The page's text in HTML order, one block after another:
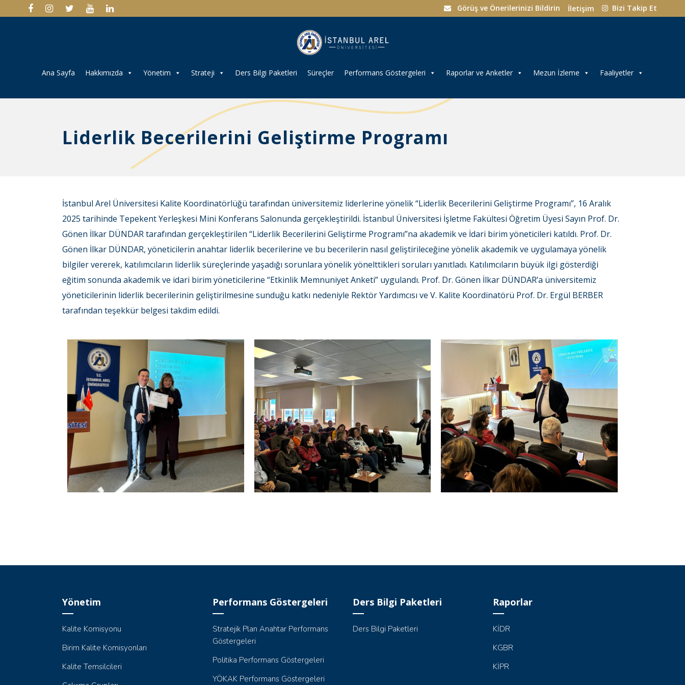
Görüş ve Önerilerinizi Bildirin İletişim Bizi Takip Et
Ana Sayfa Hakkımızda Yönetim Strateji Ders Bilgi Paketleri Süreçler Performans Göstergeleri Raporlar ve Anketler Mezun İzleme Faaliyetler
Liderlik Becerilerini Geliştirme Programı
İstanbul Arel Üniversitesi Kalite Koordinatörlüğü tarafından üniversitemiz liderlerine yönelik “Liderlik Becerilerini Geliştirme Programı”, 16 Aralık
2025 tarihinde Tepekent Yerleşkesi Mini Konferans Salonunda gerçekleştirildi. İstanbul Üniversitesi İşletme Fakültesi Öğretim Üyesi Sayın Prof. Dr.
Gönen İlkar DÜNDAR tarafından gerçekleştirilen “Liderlik Becerilerini Geliştirme Programı”na akademik ve İdari birim yöneticileri katıldı. Prof. Dr.
Gönen İlkar DÜNDAR, yöneticilerin anahtar liderlik becerilerine ve bu becerilerin nasıl geliştirileceğine yönelik akademik ve uygulamaya yönelik
bilgiler vererek, katılımcıların liderlik süreçlerinde yaşadığı sorunlara yönelik yönelttikleri soruları yanıtladı. Katılımcıların büyük ilgi gösterdiği
eğitim sonunda akademik ve idari birim yöneticilerine “Etkinlik Memnuniyet Anketi” uygulandı. Prof. Dr. Gönen İlkar DÜNDAR’a üniversitemiz
yöneticilerinin liderlik becerilerinin geliştirilmesine sunduğu katkı nedeniyle Rektör Yardımcısı ve V. Kalite Koordinatörü Prof. Dr. Ergül BERBER
tarafından teşekkür belgesi takdim edildi.
Yönetim
Kalite Komisyonu
Birim Kalite Komisyonları
Kalite Temsilcileri
Performans Göstergeleri
Stratejik Plan Anahtar Performans
Göstergeleri
Politika Performans Göstergeleri
YÖKAK Performans Göstergeleri
Ders Bilgi Paketleri
Ders Bilgi Paketleri
Raporlar
KİDR
KGBR
KİPR